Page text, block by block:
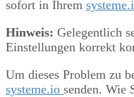
sofort in Ihrem
Hinweis: Gelegentlich
Einstellungen korrekt
Um dieses Problem zu
systeme.io senden. Wie